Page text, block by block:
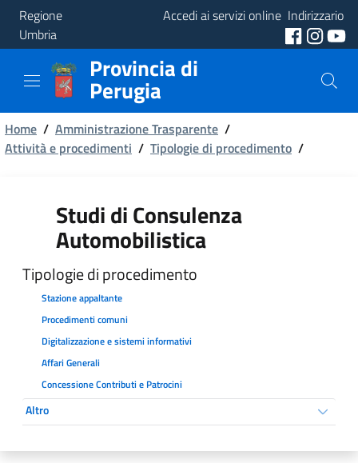
Regione
Umbria
Accedi ai servizi online Indirizzario
Provincia
Aree
Tematiche
Provincia di
Perugia
Briciole
di
Home / Amministrazione Trasparente /
Attività e procedimenti / Tipologie di procedimento /
Studi di Consulenza
Automobilistica
Tipologie di procedimento
Stazione appaltante
Procedimenti comuni
Digitalizzazione e sistemi informativi
Affari Generali
Concessione Contributi e Patrocini
Altro